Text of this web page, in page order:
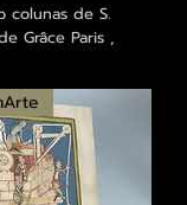
colunas de S.
Grâce Paris ,